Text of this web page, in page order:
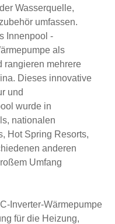
Wasserquelle,
umfassen.
Innenpool -
als
rangieren mehrere
Dieses innovative
und
wurde in
nationalen
Hot Spring Resorts,
anderen
Umfang
Inverter-Wärmepumpe
für die Heizung,